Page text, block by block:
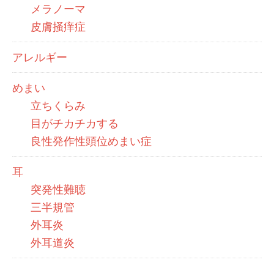
メラノーマ
皮膚掻痒症
アレルギー
めまい
立ちくらみ
目がチカチカする
良性発作性頭位めまい症
耳
突発性難聴
三半規管
外耳炎
外耳道炎